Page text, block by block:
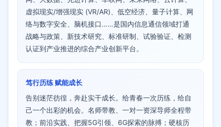
虚拟现实/增强现实 (VR/AR)、低空经济、量子计算、网
络与数字安全、脑机接口……是国内信息通信领域打通
战略与政策、新技术研究、标准研制、试验验证、检测
认证到产业推进的综合产业创新平台。
笃行历练 赋能成长
告别迷茫彷徨，奔赴实干成长。给青春一次历练，给自
己一个出彩的机会。名师带教、一对一资深导师全程带
教；前沿实践、把握5G引领、6G探索的脉搏；硬核历